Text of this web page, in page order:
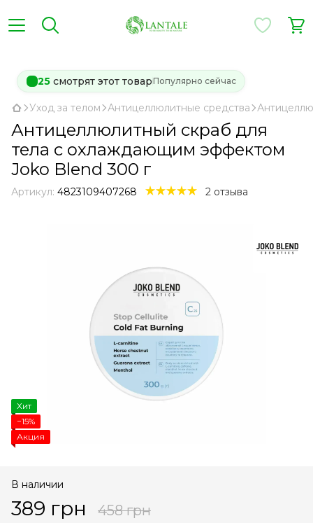
25 смотрят этот товарПопулярно сейчас
Уход за телом Антицеллюлитные средства
Антицеллюлитный скраб для
тела с охлаждающим эффектом
Joko Blend 300 г
Артикул: 4823109407268 2 отзыва
Хит
−15%
Акция
В наличии
389 грн 458 грн